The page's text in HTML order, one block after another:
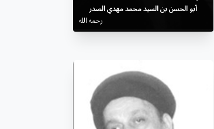
أبو الحسن بن السيد محمد مهدي الصدر
رحمه الله